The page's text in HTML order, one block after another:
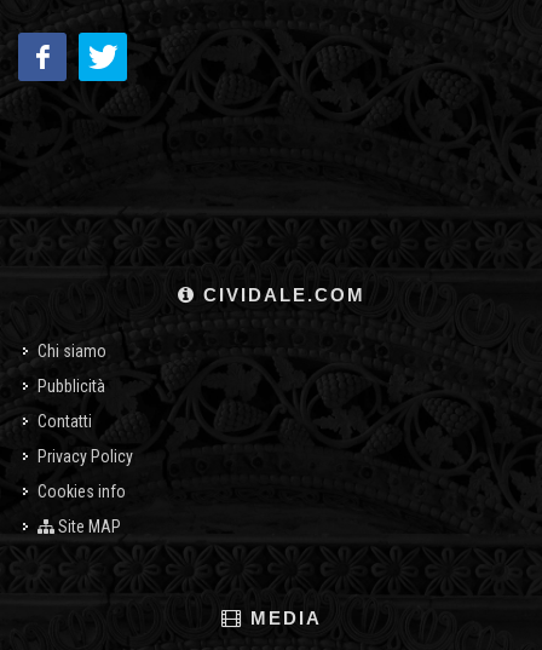
CIVIDALE.COM
Chi siamo
Pubblicità
Contatti
Privacy Policy
Cookies info
Site MAP
MEDIA